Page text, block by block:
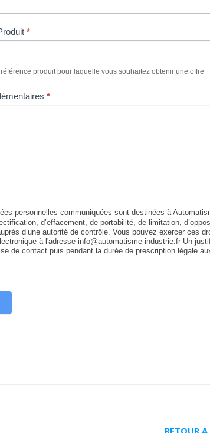
*
produit pour laquelle vous souhaitez obtenir une offre
*
personnelles communiquées sont destinées à
d’effacement, de portabilité, de limitation,
d’une autorité de contrôle. Vous pouvez exercer ces
à l'adresse info@automatisme-industrie.fr Un
de contact puis pendant la durée de prescription légale